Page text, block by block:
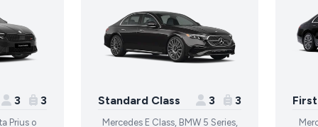
3 3
Prius o
Standard Class 3 3
Mercedes E Class, BMW 5 Series,